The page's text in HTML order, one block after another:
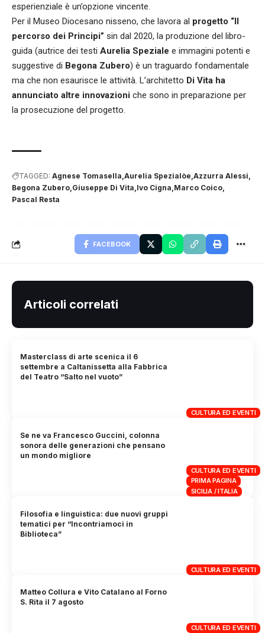
esperienziale è un’opzione vincente.
Per il Museo Diocesano nisseno, che lavora al progetto “Il
percorso dei Principi” sin dal 2020, la produzione del libro-
guida (autrice dei testi Aurelia Speziale e immagini potenti e
suggestive di Begona Zubero) è un traguardo fondamentale
ma che non esaurisce le attività. L’architetto Di Vita ha
annunciato altre innovazioni che sono in preparazione per
la prosecuzione del progetto.
TAGGED: Agnese Tomasella Aurelia Spezialòe Azzurra Alessi
Begona Zubero Giuseppe Di Vita Ivo Cigna Marco Coico
Pascal Resta
FACEBOOK
Articoli correlati
CULTURA ED EVENTI
Masterclass di arte scenica il 6
settembre a Caltanissetta alla Fabbrica
del Teatro “Salto nel vuoto”
CULTURA ED EVENTI
PRIMA PAGINA
SICILIA / ITALIA
Se ne va Francesco Guccini, colonna
sonora delle generazioni che pensano
un mondo migliore
CULTURA ED EVENTI
Filosofia e linguistica: due nuovi gruppi
tematici per “Incontriamoci in
Biblioteca”
CULTURA ED EVENTI
Matteo Collura e Vito Catalano al Forno
S. Rita il 7 agosto